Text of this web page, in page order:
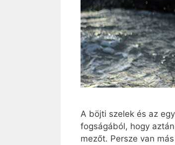
A böjti szelek és az
fogságából, hogy
mezőt. Persze van